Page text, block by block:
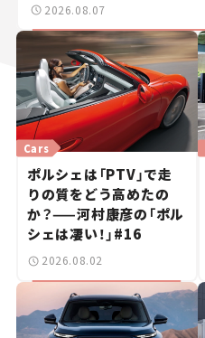
2026.08.07
Cars
ポルシェは「PTV」で走
りの質をどう高めたの
か？——河村康彦の「ポル
シェは凄い！」#16
2026.08.02